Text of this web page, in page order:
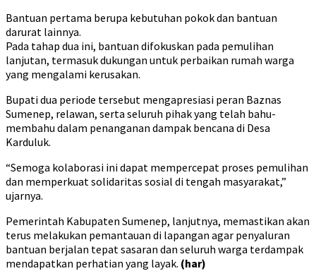
Bantuan pertama berupa kebutuhan pokok dan bantuan
darurat lainnya.
Pada tahap dua ini, bantuan difokuskan pada pemulihan
lanjutan, termasuk dukungan untuk perbaikan rumah warga
yang mengalami kerusakan.
Bupati dua periode tersebut mengapresiasi peran Baznas
Sumenep, relawan, serta seluruh pihak yang telah bahu-
membahu dalam penanganan dampak bencana di Desa
Karduluk.
“Semoga kolaborasi ini dapat mempercepat proses pemulihan
dan memperkuat solidaritas sosial di tengah masyarakat,”
ujarnya.
Pemerintah Kabupaten Sumenep, lanjutnya, memastikan akan
terus melakukan pemantauan di lapangan agar penyaluran
bantuan berjalan tepat sasaran dan seluruh warga terdampak
mendapatkan perhatian yang layak. (har)